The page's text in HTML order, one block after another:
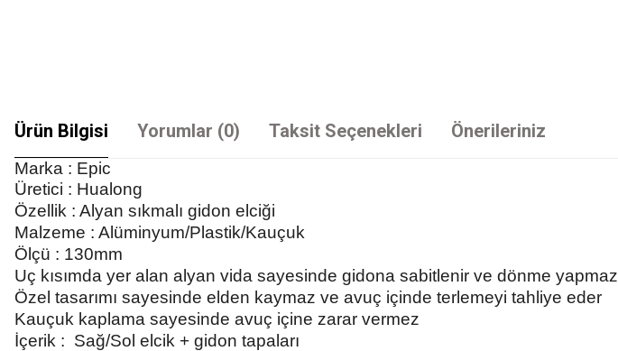
Ürün Bilgisi Yorumlar (0) Taksit Seçenekleri Önerileriniz
Marka : Epic
Üretici : Hualong
Özellik : Alyan sıkmalı gidon elciği
Malzeme : Alüminyum/Plastik/Kauçuk
Ölçü : 130mm
Uç kısımda yer alan alyan vida sayesinde gidona sabitlenir ve dönme yapmaz
Özel tasarımı sayesinde elden kaymaz ve avuç içinde terlemeyi tahliye eder
Kauçuk kaplama sayesinde avuç içine zarar vermez
İçerik : Sağ/Sol elcik + gidon tapaları